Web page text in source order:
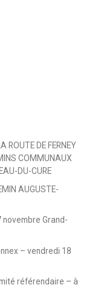
ROUTE DE FERNEY
COMMUNAUX
DU-CURE
AUGUSTE-
Grand-
– vendredi 18
référendaire – à